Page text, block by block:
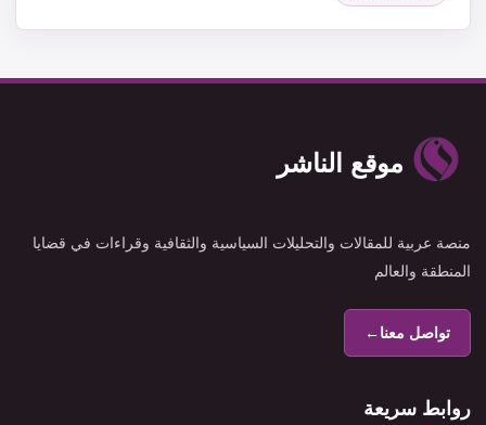
موقع الناشر
منصة عربية للمقالات والتحليلات السياسية والثقافية وقراءات في قضايا
المنطقة والعالم
تواصل معنا←
روابط سريعة